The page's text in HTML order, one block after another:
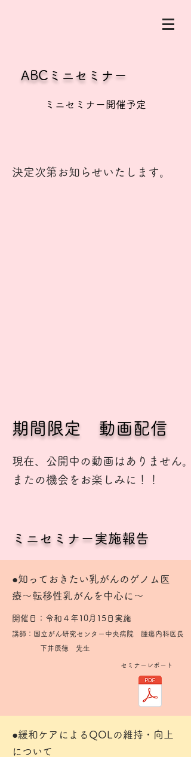
ABCミニセミナー
ミニセミナー開催予定
​​決定次第お知らせいたします。
期間限定 動画配信
現在、公開中の動画はありません。
​またの機会をお楽しみに！！
ミニセミナー実施報告
​●知っておきたい乳がんのゲノム医
療～転移性乳がんを中心に～
開催日：令和４年10月15日実施
講師： 国立がん研究センター中央病院 腫瘍内科医長
下井辰徳 先生
セミナーレポート
​●緩和ケアによるQOLの維持・向上
について